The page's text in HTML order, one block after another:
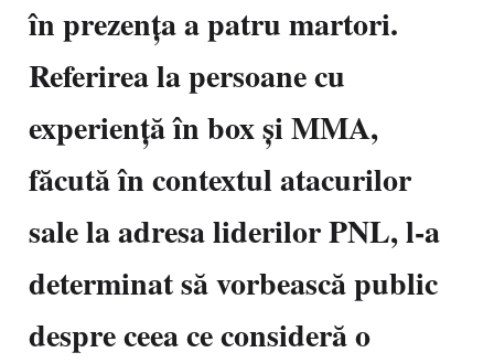
în prezența a patru martori.
Referirea la persoane cu
experiență în box și MMA,
făcută în contextul atacurilor
sale la adresa liderilor PNL, l-a
determinat să vorbească public
despre ceea ce consideră o